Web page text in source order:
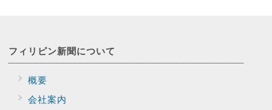
フィリピン新聞について
概要
会社案内